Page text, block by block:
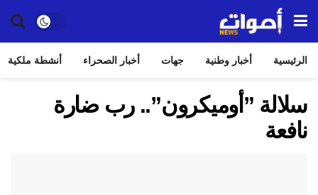
الرئيسية أخبار وطنية جهات أخبار الصحراء أنشطة ملكية
سلالة ”أوميكرون”.. رب ضارة
نافعة